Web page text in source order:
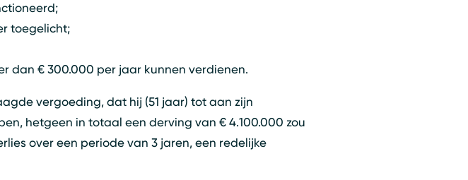
toegelicht;
dan € 300.000 per jaar kunnen verdienen.
vergoeding, dat hij (51 jaar) tot aan zijn
hetgeen in totaal een derving van € 4.100.000 zou
over een periode van 3 jaren, een redelijke